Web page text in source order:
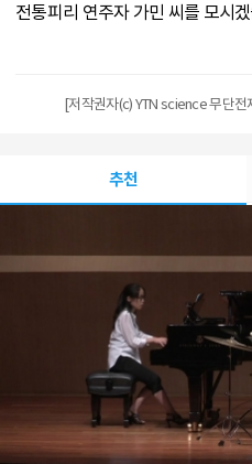
전통피리 연주자 가민 씨를 모시
[저작권자(c) YTN science 무단전
추천